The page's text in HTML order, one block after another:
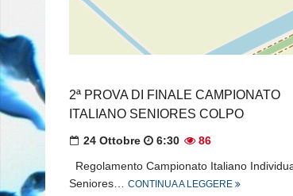
2ª PROVA DI FINALE CAMPIONATO
ITALIANO SENIORES COLPO
24 Ottobre 6:30
86
Regolamento Campionato Italiano
Seniores… CONTINUA A LEGGERE